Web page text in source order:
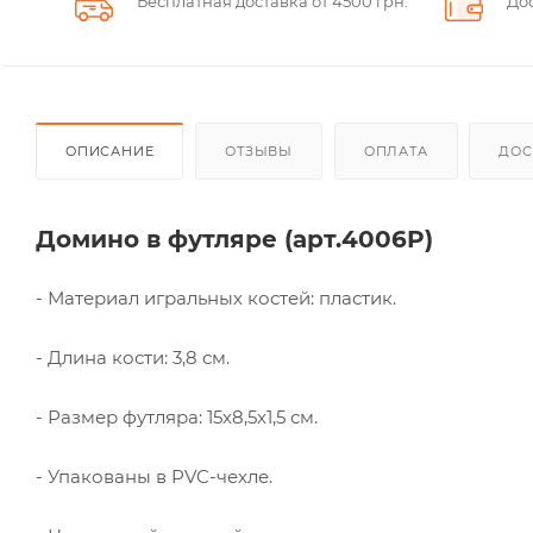
ОПИСАНИЕ ОТЗЫВЫ ОПЛАТА
Домино в футляре (арт.4006P)
- Материал игральных костей: пластик.
- Длина кости: 3,8 см.
- Размер футляра: 15х8,5х1,5 см.
- Упакованы в PVC-чехле.